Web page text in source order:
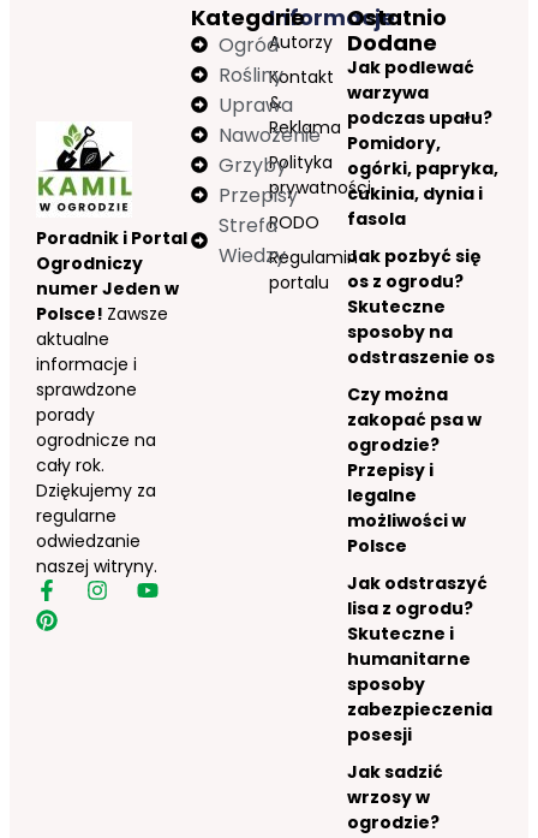
Poradnik i Portal
Ogrodniczy
numer Jeden w
Polsce! Zawsze
aktualne
informacje i
sprawdzone
porady
ogrodnicze na
cały rok.
Dziękujemy za
regularne
odwiedzanie
naszej witryny.
Informacje
Autorzy
Kontakt
&
Reklama
Polityka
prywatności
RODO
Regulamin
portalu
Kategorie
Ogród
Rośliny
Uprawa
Nawożenie
Grzyby
Przepisy
Strefa
Wiedzy
Ostatnio
Dodane
Jak podlewać
warzywa
podczas upału?
Pomidory,
ogórki, papryka,
cukinia, dynia i
fasola
Jak pozbyć się
os z ogrodu?
Skuteczne
sposoby na
odstraszenie os
Czy można
zakopać psa w
ogrodzie?
Przepisy i
legalne
możliwości w
Polsce
Jak odstraszyć
lisa z ogrodu?
Skuteczne i
humanitarne
sposoby
zabezpieczenia
posesji
Jak sadzić
wrzosy w
ogrodzie?